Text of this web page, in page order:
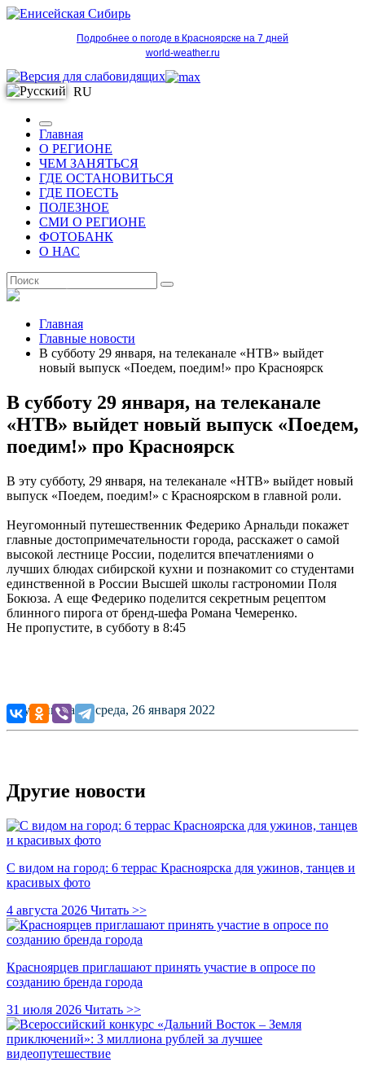
Подробнее о погоде в Красноярске на 7 дней
world-weather.ru
RU
Главная
О РЕГИОНЕ
ЧЕМ ЗАНЯТЬСЯ
ГДЕ ОСТАНОВИТЬСЯ
ГДЕ ПОЕСТЬ
ПОЛЕЗНОЕ
СМИ О РЕГИОНЕ
ФОТОБАНК
О НАС
Главная
Главные новости
В субботу 29 января, на телеканале «НТВ» выйдет
новый выпуск «Поедем, поедим!» про Красноярск
В субботу 29 января, на телеканале
«НТВ» выйдет новый выпуск «Поедем,
поедим!» про Красноярск
В эту субботу, 29 января, на телеканале «НТВ» выйдет новый
выпуск «Поедем, поедим!» с Красноярском в главной роли.
Неугомонный путешественник Федерико Арнальди покажет
главные достопримечательности города, расскажет о самой
высокой лестнице России, поделится впечатлениями о
лучших блюдах сибирской кухни и познакомит со студентами
единственной в России Высшей школы гастрономии Поля
Бокюза. А еще Федерико поделится секретным рецептом
блинного пирога от бренд-шефа Романа Чемеренко.
Не пропустите, в субботу в 8:45
Опубликовано: среда, 26 января 2022
Другие новости
С видом на город: 6 террас Красноярска для ужинов, танцев и
красивых фото
4 августа 2026 Читать >>
Красноярцев приглашают принять участие в опросе по
созданию бренда города
31 июля 2026 Читать >>